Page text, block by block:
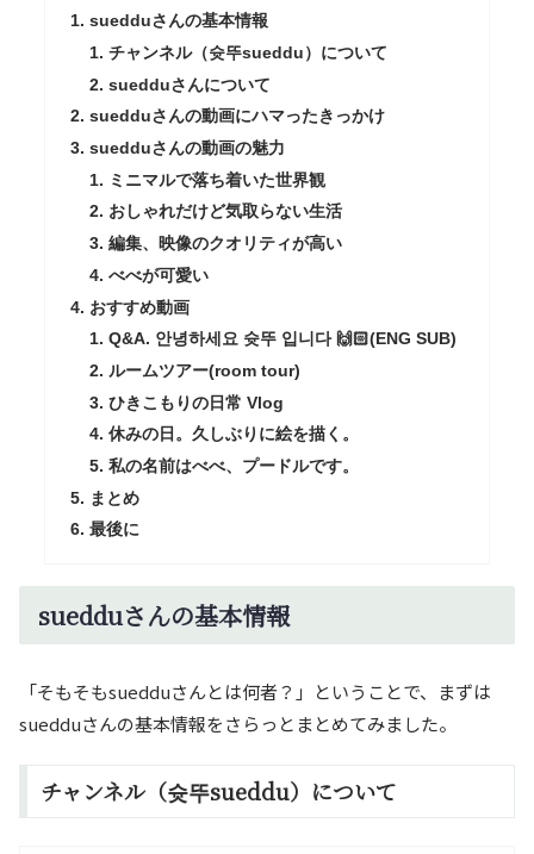
suedduさんの基本情報
チャンネル（슛뚜sueddu）について
suedduさんについて
suedduさんの動画にハマったきっかけ
suedduさんの動画の魅力
ミニマルで落ち着いた世界観
おしゃれだけど気取らない生活
編集、映像のクオリティが高い
べべが可愛い
おすすめ動画
Q&A. 안녕하세요 슛뚜 입니다 🙌🏻(ENG SUB)
ルームツアー(room tour)
ひきこもりの日常 Vlog
休みの日。久しぶりに絵を描く。
私の名前はべべ、プードルです。
まとめ
最後に
suedduさんの基本情報
「そもそもsuedduさんとは何者？」ということで、まずは
suedduさんの基本情報をさらっとまとめてみました。
チャンネル（슛뚜sueddu）について